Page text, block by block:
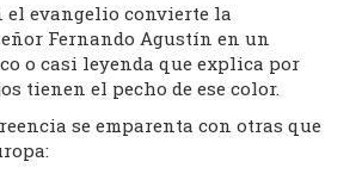
el evangelio convierte la
Fernando Agustín en un
o casi leyenda que explica por
tienen el pecho de ese color.
se emparenta con otras que